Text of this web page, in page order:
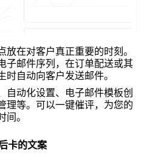
放在对客户真正重要的时刻。
子邮件序列，在订单配送或其
时自动向客户发送邮件。
自动化设置、电子邮件模板创
理等。可以一键催评，为您的
间。
卡的文案